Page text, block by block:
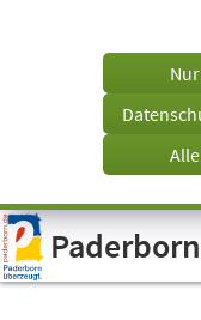
Visuelle
Assistenzsoftware
öffnen.Paderborn